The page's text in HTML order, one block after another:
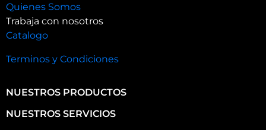
Quienes Somos
Trabaja con nosotros
Catalogo
Terminos y Condiciones
NUESTROS PRODUCTOS
NUESTROS SERVICIOS